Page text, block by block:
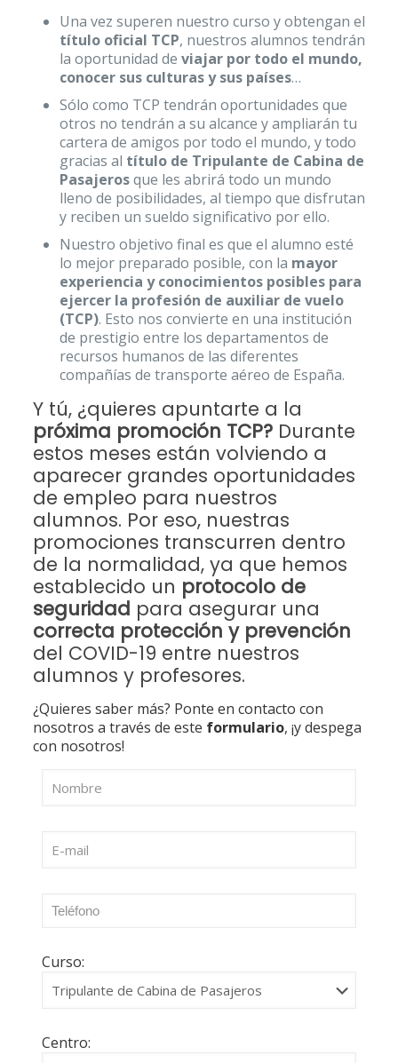
Una vez superen nuestro curso y obtengan el
título oficial TCP, nuestros alumnos tendrán
la oportunidad de viajar por todo el mundo,
conocer sus culturas y sus países…
Sólo como TCP tendrán oportunidades que
otros no tendrán a su alcance y ampliarán tu
cartera de amigos por todo el mundo, y todo
gracias al título de Tripulante de Cabina de
Pasajerosque les abrirá todo un mundo
lleno de posibilidades, al tiempo que disfrutan
y reciben un sueldo significativo por ello.
Nuestro objetivo final es que el alumno esté
lo mejor preparado posible, con la mayor
experiencia y conocimientos posibles para
ejercer la profesión de auxiliar de vuelo
(TCP). Esto nos convierte en una institución
de prestigio entre los departamentos de
recursos humanos de las diferentes
compañías de transporte aéreo de España.
Y tú, ¿quieres apuntarte a la
próxima promoción TCP? Durante
estos meses están volviendo a
aparecer grandes oportunidades
de empleo para nuestros
alumnos. Por eso, nuestras
promociones transcurren dentro
de la normalidad, ya que hemos
establecido un protocolo de
seguridad para asegurar una
correcta protección y prevención
del COVID-19 entre nuestros
alumnos y profesores.
¿Quieres saber más? Ponte en contacto con
nosotros a través de este formulario, ¡y despega
con nosotros!
Curso:
Centro: